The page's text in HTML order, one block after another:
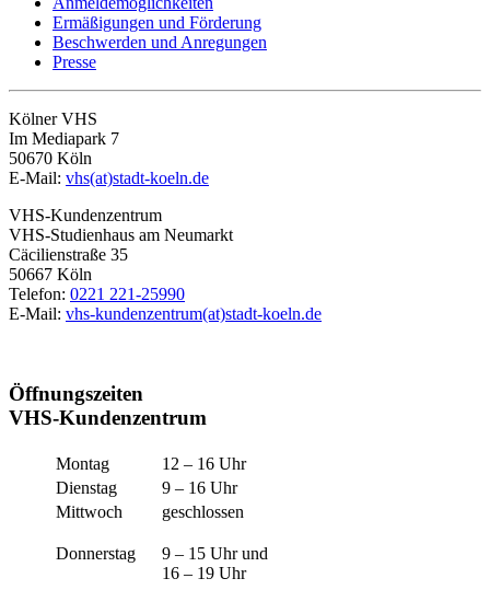
Ermäßigungen und Förderung
Beschwerden und Anregungen
Presse
Kölner VHS
Im Mediapark 7
50670 Köln
E-Mail: vhs(at)stadt-koeln.de
VHS-Kundenzentrum
VHS-Studienhaus am Neumarkt
Cäcilienstraße 35
50667 Köln
Telefon: 0221 221-25990
E-Mail: vhs-kundenzentrum(at)stadt-koeln.de
Öffnungszeiten
VHS-Kundenzentrum
Montag
12 – 16 Uhr
Dienstag
9 – 16 Uhr
Mittwoch
geschlossen
Donnerstag
9 – 15 Uhr und
16 – 19 Uhr